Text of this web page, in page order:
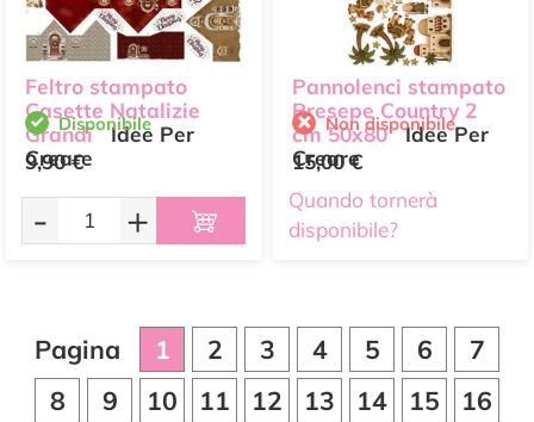
Feltro stampato
Casette Natalizie
Grandi Idee Per
Creare
Disponibile
9,90 €
- +
Pannolenci stampato
Presepe Country 2
cm 50x80 Idee Per
Creare
Non disponibile
15,00 €
Quando tornerà
disponibile?
Pagina 1 2 3 4 5 6
7
8
9 10 11 12 13 14 15
16